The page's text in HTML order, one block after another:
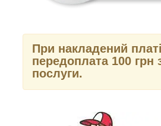
При накладений
передоплата 100 грн
послуги.